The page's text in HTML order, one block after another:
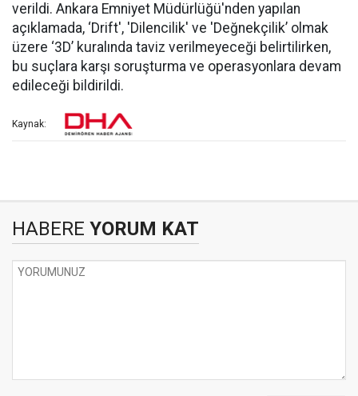
verildi. Ankara Emniyet Müdürlüğü'nden yapılan
açıklamada, ‘Drift', 'Dilencilik' ve 'Değnekçilik’ olmak
üzere ‘3D’ kuralında taviz verilmeyeceği belirtilirken,
bu suçlara karşı soruşturma ve operasyonlara devam
edileceği bildirildi.
Kaynak:
HABERE YORUM KAT